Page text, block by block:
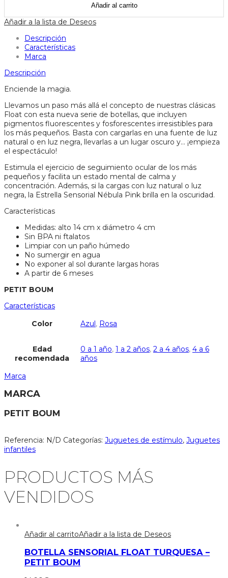
cantidad
Añadir al carrito
Añadir a la lista de Deseos
Descripción
Características
Marca
Descripción
Enciende la magia.
Llevamos un paso más allá el concepto de nuestras clásicas
Float con esta nueva serie de botellas, que incluyen
pigmentos fluorescentes y fosforescentes irresistibles para
los más pequeños. Basta con cargarlas en una fuente de luz
natural o en luz negra, llevarlas a un lugar oscuro y… ¡empieza
el espectáculo!
Estimula el ejercicio de seguimiento ocular de los más
pequeños y facilita un estado mental de calma y
concentración. Además, si la cargas con luz natural o luz
negra, la Estrella Sensorial Nébula Pink brilla en la oscuridad.
Características
Medidas: alto 14 cm x diámetro 4 cm
Sin BPA ni ftalatos
Limpiar con un paño húmedo
No sumergir en agua
No exponer al sol durante largas horas
A partir de 6 meses
PETIT BOUM
Características
Color
Azul, Rosa
Edad
recomendada
0 a 1 año, 1 a 2 años, 2 a 4 años, 4 a 6
años
Marca
MARCA
PETIT BOUM
Referencia: N/D Categorías: Juguetes de estímulo, Juguetes
infantiles
PRODUCTOS MÁS
VENDIDOS
Añadir al carritoAñadir a la lista de Deseos
BOTELLA SENSORIAL FLOAT TURQUESA –
PETIT BOUM